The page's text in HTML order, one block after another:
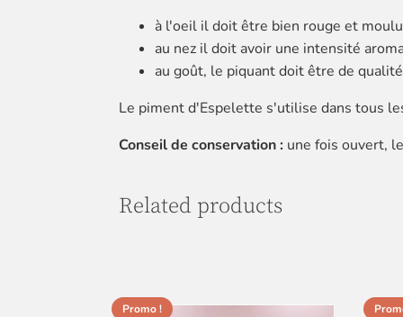
à l'oeil il doit être bien rouge et
au nez il doit avoir une intensité
au goût, le piquant doit être de
Le piment d'Espelette s'utilise dans tous
Conseil de conservation : une fois ouvert,
Related products
Promo !